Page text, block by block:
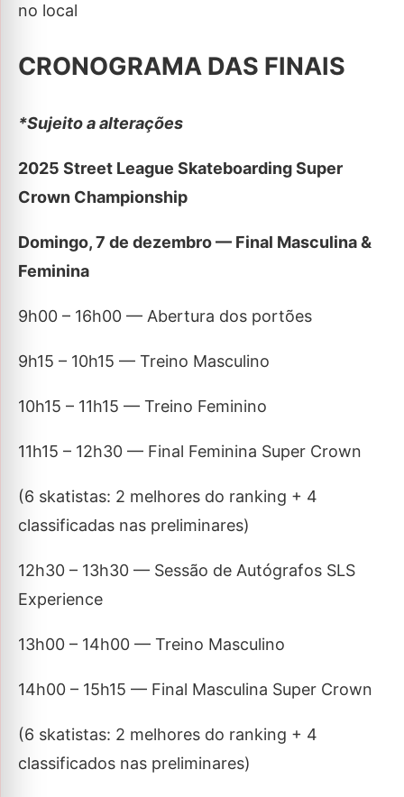
no local
CRONOGRAMA DAS FINAIS
*Sujeito a alterações
2025 Street League Skateboarding Super
Crown Championship
Domingo, 7 de dezembro — Final Masculina &
Feminina
9h00 – 16h00 — Abertura dos portões
9h15 – 10h15 — Treino Masculino
10h15 – 11h15 — Treino Feminino
11h15 – 12h30 — Final Feminina Super Crown
(6 skatistas: 2 melhores do ranking + 4
classificadas nas preliminares)
12h30 – 13h30 — Sessão de Autógrafos SLS
Experience
13h00 – 14h00 — Treino Masculino
14h00 – 15h15 — Final Masculina Super Crown
(6 skatistas: 2 melhores do ranking + 4
classificados nas preliminares)